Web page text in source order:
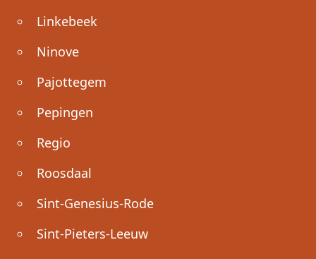
Linkebeek
Ninove
Pajottegem
Pepingen
Regio
Roosdaal
Sint-Genesius-Rode
Sint-Pieters-Leeuw